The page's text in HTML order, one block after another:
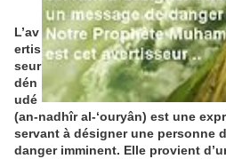
L’av
ertis
seur
dén
udé
(an-nadhîr al-‘ouryân) est une
servant à désigner une personne
danger imminent. Elle provient